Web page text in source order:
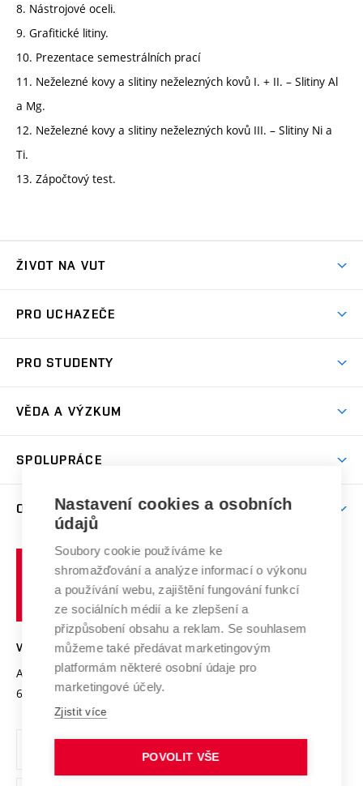
8. Nástrojové oceli.
9. Grafitické litiny.
10. Prezentace semestrálních prací
11. Neželezné kovy a slitiny neželezných kovů I. + II. – Slitiny Al
a Mg.
12. Neželezné kovy a slitiny neželezných kovů III. – Slitiny Ni a
Ti.
13. Zápočtový test.
ŽIVOT NA VUT
Koleje
Sport na VUT
PRO UCHAZEČE
Dny otevřených dveří
Celoživotní vzdělávání
E-přihláška
PRO STUDENTY
Harmonogram akademického roku
Závěrečné práce
Doktorské studium
Zpracování osobních údajů studentů
Sociální bezpečí
Studium bez bariér
Podpora podnikání
VĚDA A VÝZKUM
Mezinárodní vědecká rada
Systém zajišťování kvality výzkumu
Výzkumné infrastruktury
Transfer znalostí
Open Science
Projekty
Projekty ze strukturálních fondů
Specifický výzkum
SPOLUPRÁCE
Zahraniční spolupráce
Spolupráce se školami
Služby univerzity
Mezinárodní dohody
Univerzitní sítě
O UNIVERZITĚ
Profil univerzity
Udržitelná univerzita
Podnikavá univerzita / ContriBUTe
Bezpečná univerzita
Vyznamenání
Organizační struktura
Ochrana osobních údajů
učení
technické
VYSOKÉ UČENÍ TECHNICKÉ V BRNĚ
Antonínská 548/1
602 00 Brno
www.vut.cz
vut@vutbr.cz
Nastavení cookies a osobních
údajů
Soubory cookie používáme ke
shromažďování a analýze informací o výkonu
a používání webu, zajištění fungování funkcí
ze sociálních médií a ke zlepšení a
přizpůsobení obsahu a reklam. Se souhlasem
můžeme také předávat marketingovým
platformám některé osobní údaje pro
marketingové účely.
Zjistit více
POVOLIT VŠE